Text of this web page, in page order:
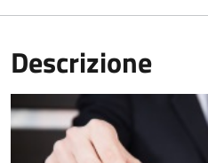
Descrizione